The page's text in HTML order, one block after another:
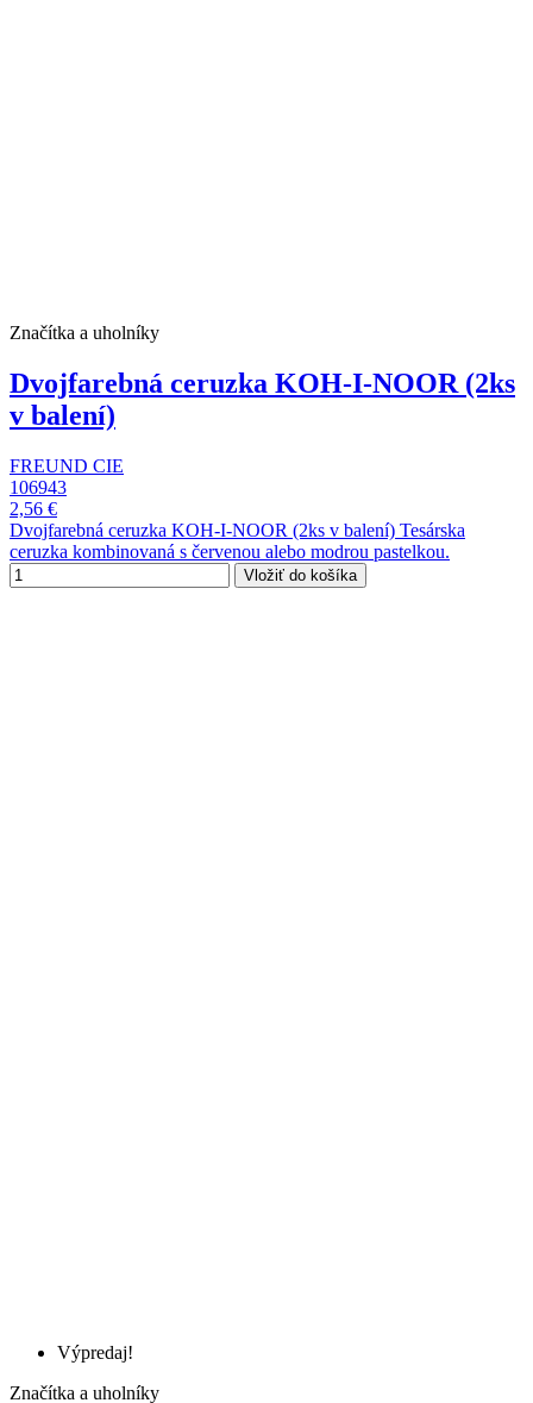
Značítka a uholníky
Dvojfarebná ceruzka KOH-I-NOOR (2ks
v balení)
FREUND CIE
106943
2,56 €
Dvojfarebná ceruzka KOH-I-NOOR (2ks v balení) Tesárska
ceruzka kombinovaná s červenou alebo modrou pastelkou.
Vložiť do košíka
Výpredaj!
Značítka a uholníky